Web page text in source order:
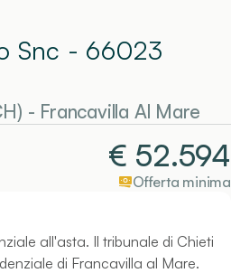
Snc - 66023
- Francavilla Al Mare
€ 52.594
Offerta minima
all'asta. Il tribunale di Chieti
di Francavilla al Mare.